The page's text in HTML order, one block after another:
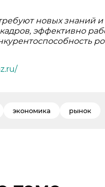
новых знаний и
эффективно
экономика рынок